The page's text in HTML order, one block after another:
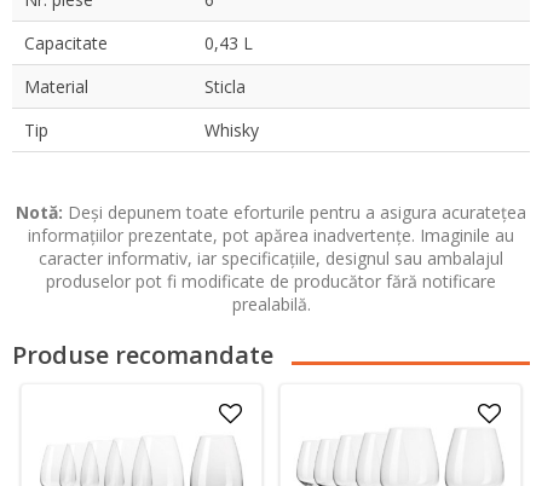
Capacitate
0,43 L
Material
Sticla
Tip
Whisky
Notă: Deși depunem toate eforturile pentru a asigura acuratețea
informațiilor prezentate, pot apărea inadvertențe. Imaginile au
caracter informativ, iar specificațiile, designul sau ambalajul
produselor pot fi modificate de producător fără notificare
prealabilă.
Produse recomandate